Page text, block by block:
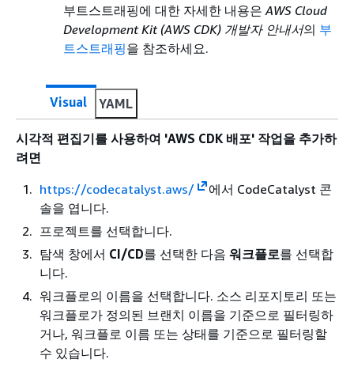
부트스트래핑에 대한 자세한 내용은AWS Cloud
Development Kit (AWS CDK) 개발자 안내서의 부
트스트래핑을 참조하세요.
Visual YAML
시각적 편집기를 사용하여 'AWS CDK 배포' 작업을 추가하
려면
https://codecatalyst.aws/
에서 CodeCatalyst 콘
솔을 엽니다.
프로젝트를 선택합니다.
탐색 창에서 CI/CD를 선택한 다음 워크플로를 선택합
니다.
워크플로의 이름을 선택합니다. 소스 리포지토리 또는
워크플로가 정의된 브랜치 이름을 기준으로 필터링하
거나, 워크플로 이름 또는 상태를 기준으로 필터링할
수 있습니다.